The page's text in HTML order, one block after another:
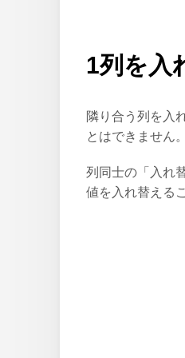
1列を入
隣り合う列を入
とはできません。
列同士の「入れ
値を入れ替える